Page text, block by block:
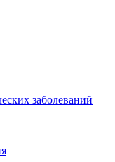
заболеваний